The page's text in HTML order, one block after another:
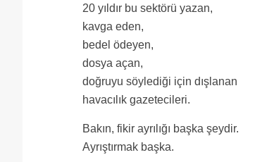
20 yıldır bu sektörü yazan,
kavga eden,
bedel ödeyen,
dosya açan,
doğruyu söylediği için dışlanan
havacılık gazetecileri.
Bakın, fikir ayrılığı başka şeydir.
Ayrıştırmak başka.